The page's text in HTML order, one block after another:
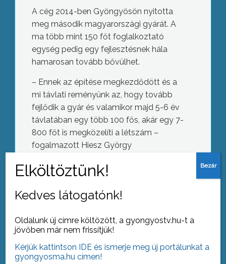
A cég 2014-ben Gyöngyösön nyitotta
meg második magyarországi gyárát. A
ma több mint 150 főt foglalkoztató
egység pedig egy fejlesztésnek hála
hamarosan tovább bővülhet.
– Ennek az építése megkezdődött és a
mi távlati reményünk az, hogy tovább
fejlődik a gyár és valamikor majd 5-6 év
távlatában egy több 100 fős, akár egy 7-
800 főt is megközelíti a létszám –
fogalmazott Hiesz György
A vállalat a gyöngyösi és a csömöri
telephelyét összesen 200 millió
dollárból fejleszti, amivel 250 új
munkahelyet teremtenek majd.
Hatvan éves osztálytalálkozó
Kedves látogatónk!
Oldalunk új címre költözött, a gyongyostv.hu-t a
jövőben már nem frissítjük!
Kérjük kattintson IDE és ismerje meg új portálunkat a
gyongyosma.hu címen!